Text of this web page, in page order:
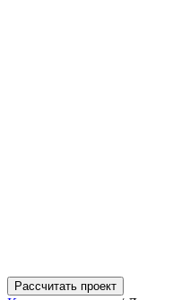
Рассчитать проект